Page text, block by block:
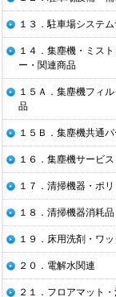
１３．駐車場システ
１４．集塵機・ミス
ー・関連商品
１５Ａ．集塵機フィ
品
１５Ｂ．集塵機共通
１６．集塵機サービス
１７．清掃機器・ポ
１８．清掃機器消耗
１９．床用洗剤・ワ
２０．電解水関連
２１．フロアマット